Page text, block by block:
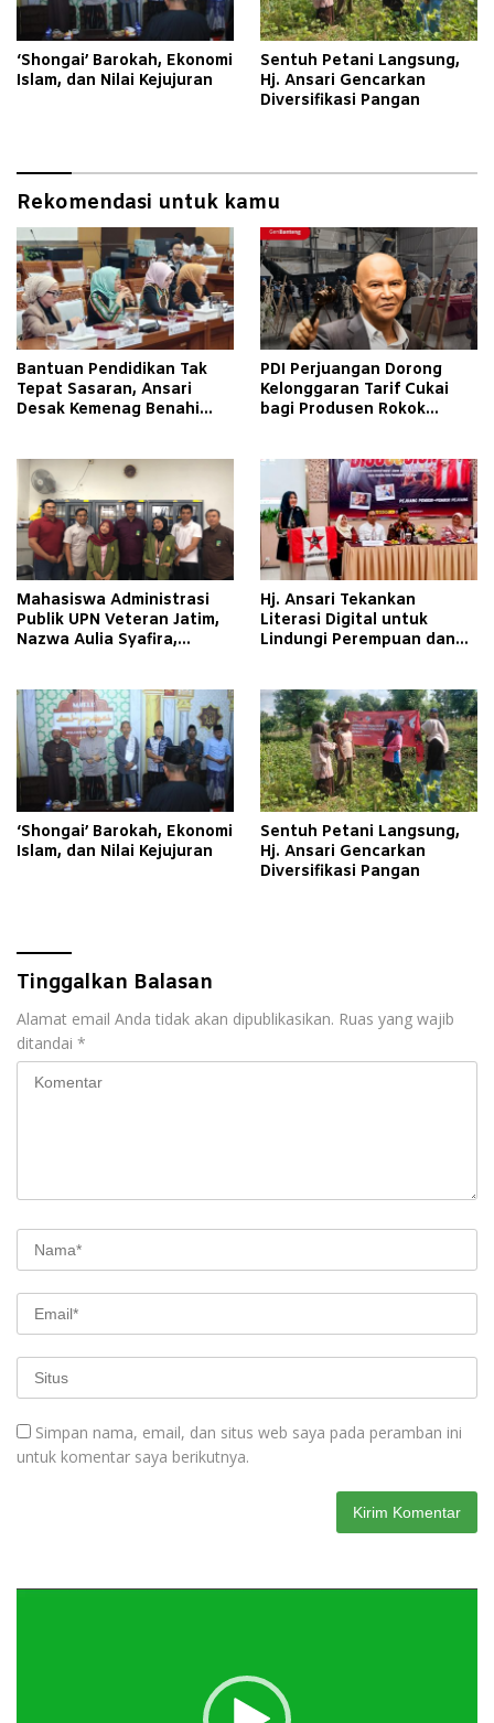
‘Shongai’ Barokah, Ekonomi
Islam, dan Nilai Kejujuran
Sentuh Petani Langsung,
Hj. Ansari Gencarkan
Diversifikasi Pangan
Rekomendasi untuk kamu
Bantuan Pendidikan Tak
Tepat Sasaran, Ansari
Desak Kemenag Benahi
PDI Perjuangan Dorong
Kelonggaran Tarif Cukai
bagi Produsen Rokok
Mahasiswa Administrasi
Publik UPN Veteran Jatim,
Nazwa Aulia Syafira,
Corporate Governance
melalui Program Magang di
PT Aerofood Indonesia
Cabang Surabaya
Hj. Ansari Tekankan
Literasi Digital untuk
Lindungi Perempuan dan
‘Shongai’ Barokah, Ekonomi
Islam, dan Nilai Kejujuran
Sentuh Petani Langsung,
Hj. Ansari Gencarkan
Diversifikasi Pangan
Tinggalkan Balasan
Alamat email Anda tidak akan dipublikasikan. Ruas yang wajib
ditandai *
Simpan nama, email, dan situs web saya pada peramban ini
untuk komentar saya berikutnya.